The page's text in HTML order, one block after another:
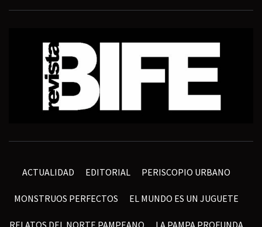
ACTUALIDAD EDITORIAL PERISCOPIO URBANO
MONSTRUOS PERFECTOS EL MUNDO ES UN JUGUETE
RELATOS DEL NORTE PAMPEANO LA PAMPA PROFUNDA